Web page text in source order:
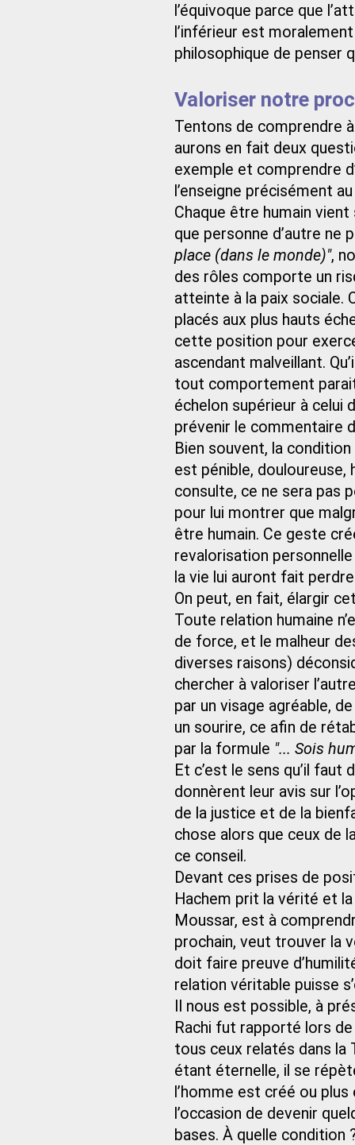
l’équivoque parce que
l’inférieur est
philosophique de penser
Valoriser notre
Tentons de comprendre
aurons en fait deux
exemple et comprendre
l’enseigne précisément
Chaque être humain
que personne d’autre ne
place (dans le monde)",
des rôles comporte un
atteinte à la paix sociale.
placés aux plus hauts
cette position pour
ascendant malveillant.
tout comportement
échelon supérieur à celui
prévenir le commentaire
Bien souvent, la
est pénible, douloureuse,
consulte, ce ne sera pas
pour lui montrer que
être humain. Ce geste
revalorisation
la vie lui auront fait
On peut, en fait, élargir
Toute relation humaine
de force, et le malheur
diverses raisons)
chercher à valoriser
par un visage agréable,
un sourire, ce afin de
par la formule "... Sois
Et c’est le sens qu’il faut
donnèrent leur avis sur
de la justice et de la
chose alors que ceux de
ce conseil.
Devant ces prises de
Hachem prit la vérité et
Moussar, est à
prochain, veut trouver la
doit faire preuve
relation véritable puisse
Il nous est possible, à
Rachi fut rapporté lors
tous ceux relatés dans la
étant éternelle, il se
l’homme est créé ou
l’occasion de devenir
bases. À quelle condition